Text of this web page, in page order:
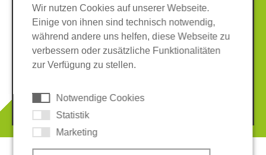
Impressum
Datenschutz
Hinweisgeber-System
© 2026 REGUPOL Germany GmbH & Co. KG
Wir nutzen Cookies auf unserer Webseite.
Einige von ihnen sind technisch notwendig,
während andere uns helfen, diese Webseite zu
verbessern oder zusätzliche Funktionalitäten
zur Verfügung zu stellen.
Notwendige Cookies
Statistik
Marketing